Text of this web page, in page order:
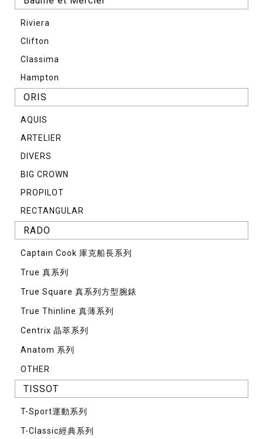
Riviera
Clifton
Classima
Hampton
ORIS
AQUIS
ARTELIER
DIVERS
BIG CROWN
PROPILOT
RECTANGULAR
RADO
Captain Cook 庫克船長系列
True 真系列
True Square 真系列方型腕錶
True Thinline 真薄系列
Centrix 晶萃系列
Anatom 系列
OTHER
TISSOT
T-Sport運動系列
T-Classic經典系列